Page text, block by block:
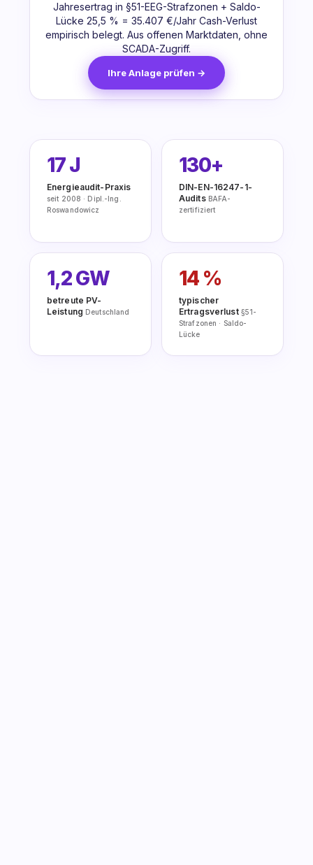
Jahresertrag in §51-EEG-Strafzonen + Saldo-
Lücke 25,5 % = 35.407 €/Jahr Cash-Verlust
empirisch belegt. Aus offenen Marktdaten, ohne
SCADA-Zugriff.
Ihre Anlage prüfen →
17 J
Energieaudit-Praxis
seit 2008 · Dipl.-Ing.
Roswandowicz
130+
DIN-EN-16247-1-
Audits BAFA-
zertifiziert
1,2 GW
betreute PV-
Leistung Deutschland
14 %
typischer
Ertragsverlust §51-
Strafzonen · Saldo-
Lücke